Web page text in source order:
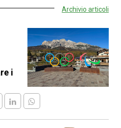
Archivio articoli
i